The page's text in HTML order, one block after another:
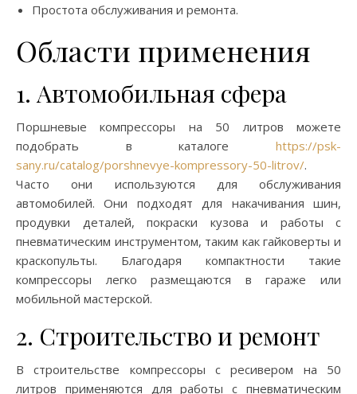
Простота обслуживания и ремонта.
Области применения
1. Автомобильная сфера
Поршневые компрессоры на 50 литров можете
подобрать в каталоге https://psk-
sany.ru/catalog/porshnevye-kompressory-50-litrov/.
Часто они используются для обслуживания
автомобилей. Они подходят для накачивания шин,
продувки деталей, покраски кузова и работы с
пневматическим инструментом, таким как гайковерты и
краскопульты. Благодаря компактности такие
компрессоры легко размещаются в гараже или
мобильной мастерской.
2. Строительство и ремонт
В строительстве компрессоры с ресивером на 50
литров применяются для работы с пневматическим